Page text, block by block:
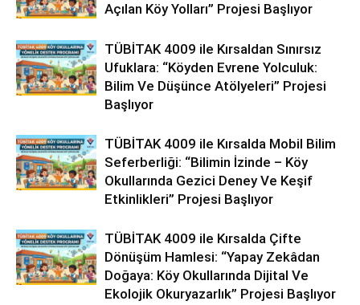
Açılan Köy Yolları” Projesi Başlıyor
TÜBİTAK 4009 ile Kırsaldan Sınırsız
Ufuklara: “Köyden Evrene Yolculuk:
Bilim Ve Düşünce Atölyeleri” Projesi
Başlıyor
TÜBİTAK 4009 ile Kırsalda Mobil Bilim
Seferberliği: “Bilimin İzinde – Köy
Okullarında Gezici Deney Ve Keşif
Etkinlikleri” Projesi Başlıyor
TÜBİTAK 4009 ile Kırsalda Çifte
Dönüşüm Hamlesi: “Yapay Zekâdan
Doğaya: Köy Okullarında Dijital Ve
Ekolojik Okuryazarlık” Projesi Başlıyor